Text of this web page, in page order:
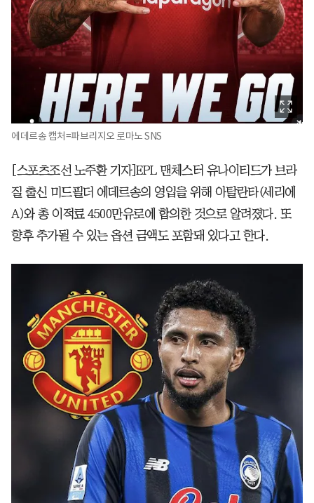
에데르송 캡처=파브리지오 로마노 SNS
[스포츠조선 노주환 기자]EPL 맨체스터 유나이티드가 브라
질 출신 미드필더 에데르송의 영입을 위해 아탈란타(세리에
A)와 총 이적료 4500만유로에 합의한 것으로 알려졌다. 또
향후 추가될 수 있는 옵션 금액도 포함돼 있다고 한다.